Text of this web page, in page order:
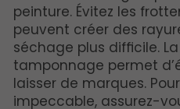
peinture. Évitez les
peuvent créer des
séchage plus difficile.
tamponnage permet
laisser de marques.
impeccable, assurez-